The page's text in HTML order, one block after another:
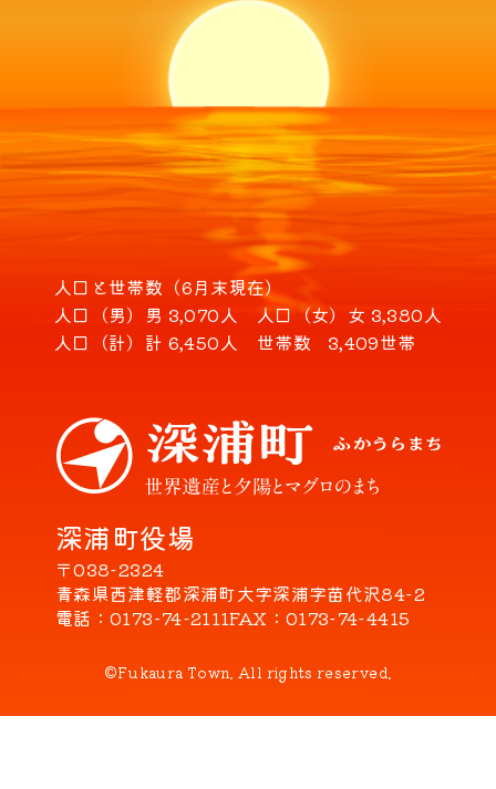
深浦町役場
〒038-2324
青森県西津軽郡深浦町大字深浦字苗代沢84-2
電話
0173-74-2111FAX 0173-74-4415
人口と世帯数（6月末現在）
人口（男） 男 3,070人 人口（女） 女 3,380人
人口（計） 計 6,450人 世帯数 3,409世帯
©Fukaura Town. All rights reserved.